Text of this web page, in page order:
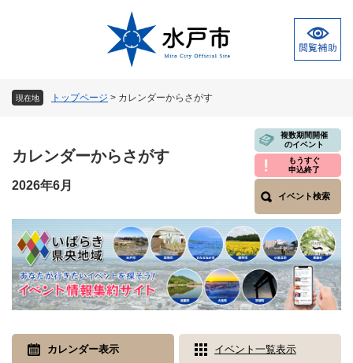
現在地 トップページ > カレンダーからさがす
文
カレンダーからさがす
複数期間開催
のイベント
もうすぐ
申込終了
イベント検索
2026年6月
カレンダー表示 イベント一覧表示